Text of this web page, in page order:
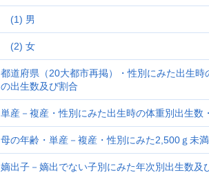
(1) 男
(2) 女
都道府県（20大都市再掲）・性別にみた出生
の出生数及び割合
単産－複産・性別にみた出生時の体重別出生数
母の年齢・単産－複産・性別にみた2,500ｇ未
嫡出子－嫡出でない子別にみた年次別出生数及